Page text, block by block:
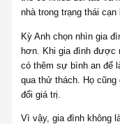
nhà trong trạng thái
Kỳ Anh chọn nhìn gia
hơn. Khi gia đình được
có thêm sự bình an để
qua thử thách. Họ cũng
đổi giá trị.
Vì vậy, gia đình không